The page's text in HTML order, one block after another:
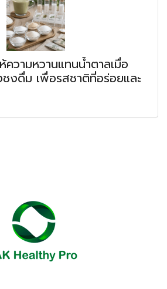
ความหวานแทนน้ำตาลเมื่อ
งดื่ม เพื่อรสชาติที่อร่อยและ